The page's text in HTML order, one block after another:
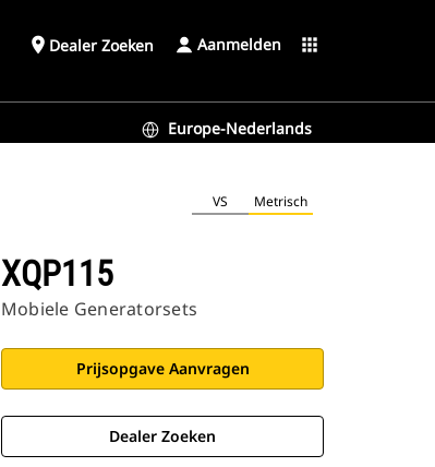
place Dealer Zoeken Aanmelden apps
Europe-Nederlands
VS Metrisch
XQP115
Mobiele Generatorsets
Prijsopgave Aanvragen
Dealer Zoeken